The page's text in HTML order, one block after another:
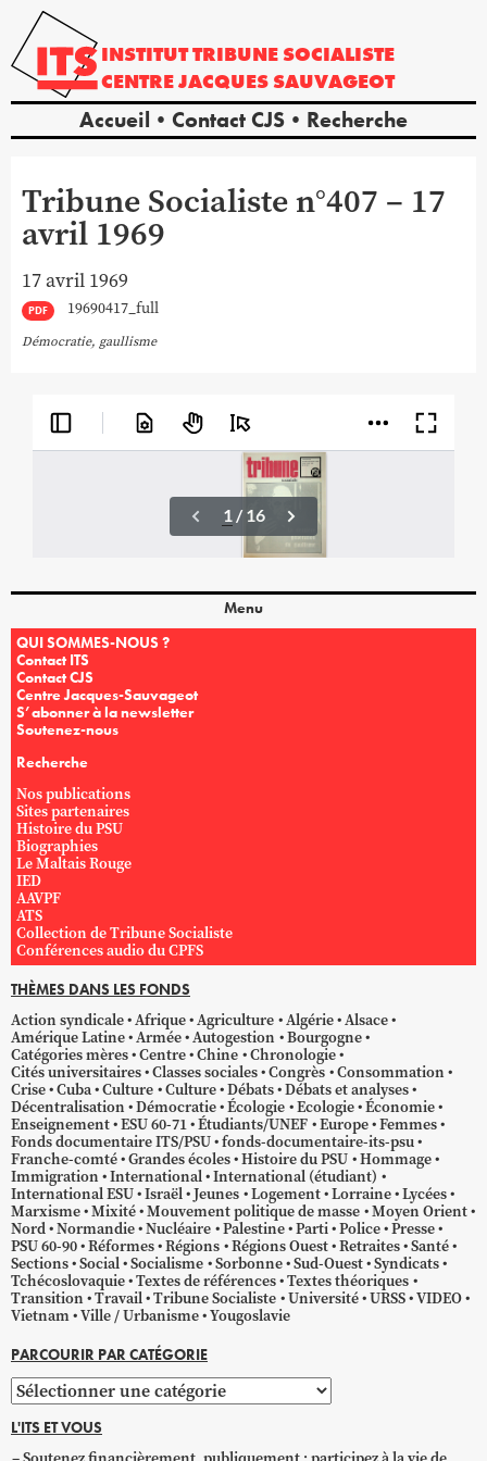
INSTITUTTRIBUNE SOCIALISTE
CENTREJACQUES SAUVAGEOT
Accueil Contact CJS Recherche
Tribune Socialiste n°407 – 17
avril 1969
17 avril 1969
PDF 19690417_full
Démocratie, gaullisme
Menu
QUI SOMMES-NOUS ?
Contact ITS
Contact CJS
Centre Jacques-Sauvageot
S’abonner à la newsletter
Soutenez-nous
Recherche
Nos publications
Sites partenaires
Histoire du PSU
Biographies
Le Maltais Rouge
IED
AAVPF
ATS
Collection de Tribune Socialiste
Conférences audio du CPFS
THÈMES DANS LES FONDS
Action syndicale Afrique Agriculture Algérie Alsace
Amérique Latine Armée Autogestion
Bourgogne
Catégories mères Centre Chine Chronologie
Cités universitaires Classes sociales Congrès Consommation
Crise Cuba Culture Culture Débats Débats et analyses
Décentralisation Démocratie Écologie Ecologie Économie
Enseignement ESU 60-71 Étudiants/UNEF Europe Femmes
Fonds documentaire ITS/PSU fonds-documentaire-its-psu
Franche-comté Grandes écoles Histoire du PSU Hommage
Immigration International International (étudiant)
International ESU Israël Jeunes Logement Lorraine Lycées
Marxisme Mixité Mouvement politique de masse Moyen Orient
Nord Normandie Nucléaire Palestine Parti Police Presse
PSU 60-90 Réformes Régions Régions Ouest Retraites Santé
Sections Social Socialisme Sorbonne Sud-Ouest Syndicats
Tchécoslovaquie Textes de références Textes théoriques
Transition Travail Tribune Socialiste Université URSS VIDEO
Vietnam Ville / Urbanisme Yougoslavie
PARCOURIR PAR CATÉGORIE
Parcourir
par
catégorie
L'ITS ET VOUS